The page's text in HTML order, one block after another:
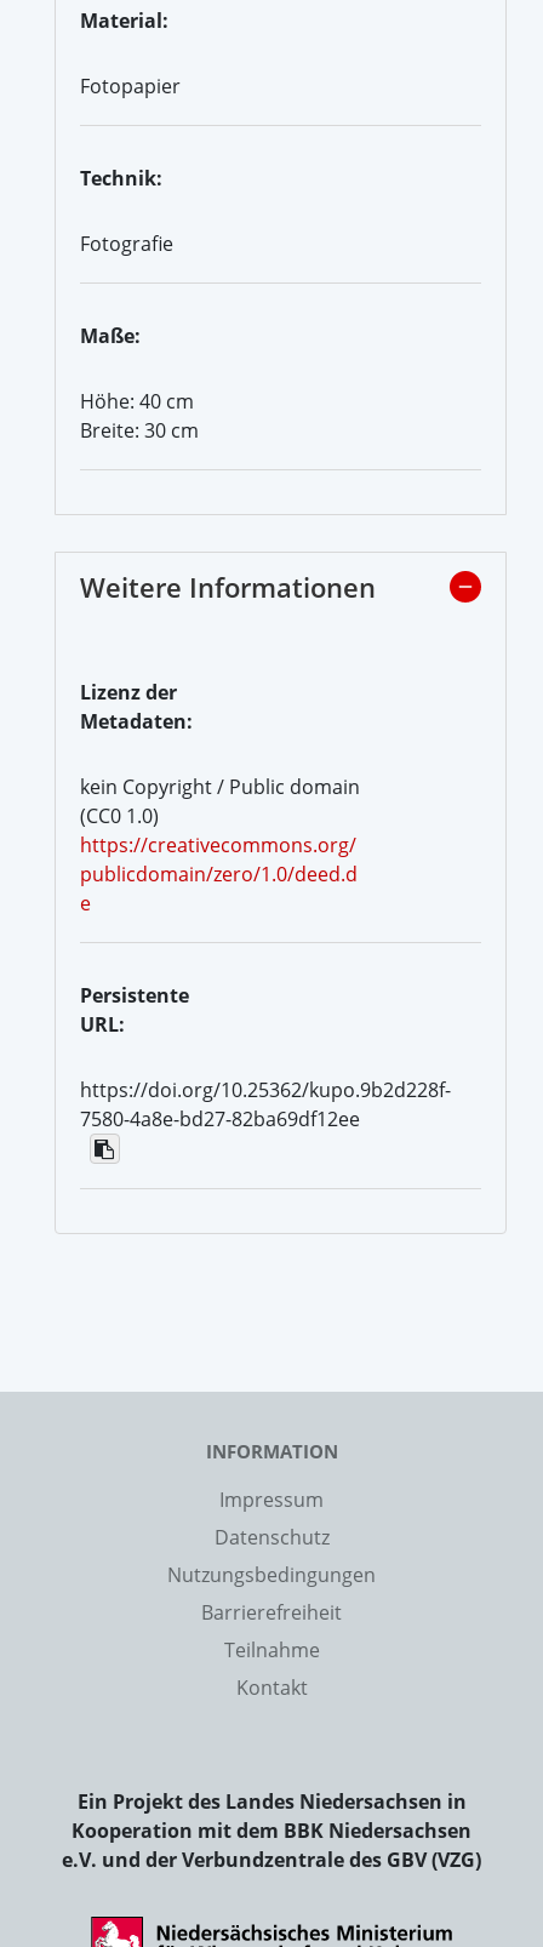
Material:
Fotopapier
Technik:
Fotografie
Maße:
Höhe: 40 cm
Breite: 30 cm
Weitere Informationen
Lizenz der
Metadaten:
kein Copyright / Public domain
(CC0 1.0)
https://creativecommons.org/
publicdomain/zero/1.0/deed.d
e
Persistente
URL:
https://doi.org/10.25362/kupo.9b2d228f-
7580-4a8e-bd27-82ba69df12ee
INFORMATION
Impressum
Datenschutz
Nutzungsbedingungen
Barrierefreiheit
Teilnahme
Kontakt
Ein Projekt des Landes Niedersachsen in
Kooperation mit dem BBK Niedersachsen
e.V. und der Verbundzentrale des GBV (VZG)